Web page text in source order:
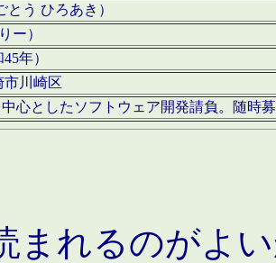
とう ひろあき）
ー）
年）
市川崎区
心としたソフトウェア開発請負。随時
まれるのがよ